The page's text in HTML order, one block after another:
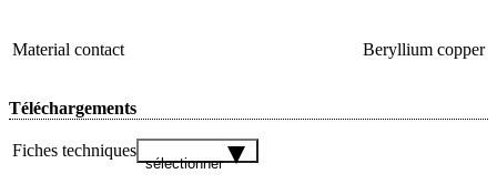
Material contact Beryllium copper
Téléchargements
Fiches techniques
sélectionner